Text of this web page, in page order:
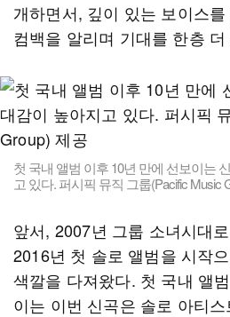
개하면서, 깊이 있는 보이스
컴백을 알리며 기대를 한층
첫 국내 앨범 이후 10년 만에 선보이는
고 있다. 퍼시픽 뮤직 그룹(Pacific Music
앞서, 2007년 그룹 소녀시대
2016년 첫 솔로 앨범을 시작
색깔을 다져왔다. 첫 국내 앨
이는 이번 신곡은 솔로 아티